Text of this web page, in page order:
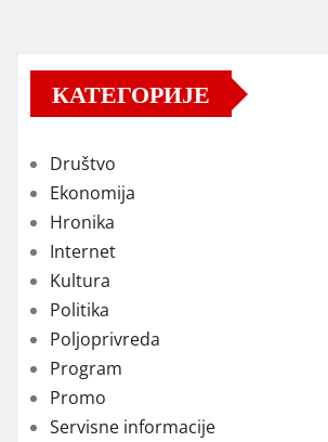
КАТЕГОРИЈЕ
Društvo
Ekonomija
Hronika
Internet
Kultura
Politika
Poljoprivreda
Program
Promo
Servisne informacije